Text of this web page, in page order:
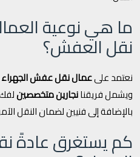
ما هي نوعية
نقل العفش؟
نعتمد علىعمال نقل عفش الجهراء
ويشمل فريقنانجارين متخصصين
بالإضافة إلى فنيين لضمان النقل
كم يستغرق عادةً